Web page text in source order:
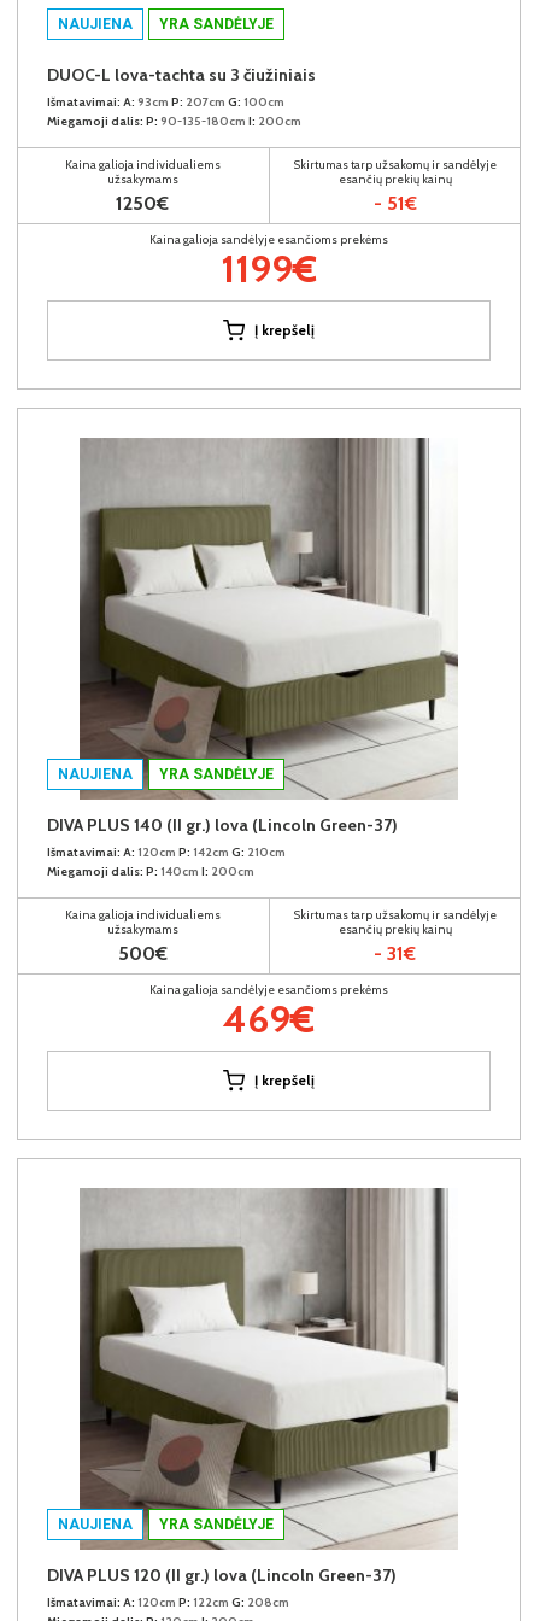
NAUJIENA YRA SANDĖLYJE
DUOC-L lova-tachta su 3 čiužiniais
Išmatavimai: A: 93cm P: 207cm G: 100cm
Miegamoji dalis: P: 90-135-180cm I: 200cm
Kaina galioja individualiems
užsakymams
1250€
Skirtumas tarp užsakomų ir sandėlyje
esančių prekių kainų
- 51€
Kaina galioja sandėlyje esančioms prekėms
1199€
Į krepšelį
NAUJIENA YRA SANDĖLYJE
DIVA PLUS 140 (II gr.) lova (Lincoln Green-37)
Išmatavimai: A: 120cm P: 142cm G: 210cm
Miegamoji dalis: P: 140cm I: 200cm
Kaina galioja individualiems
užsakymams
500€
Skirtumas tarp užsakomų ir sandėlyje
esančių prekių kainų
- 31€
Kaina galioja sandėlyje esančioms prekėms
469€
Į krepšelį
NAUJIENA YRA SANDĖLYJE
DIVA PLUS 120 (II gr.) lova (Lincoln Green-37)
Išmatavimai: A: 120cm P: 122cm G: 208cm